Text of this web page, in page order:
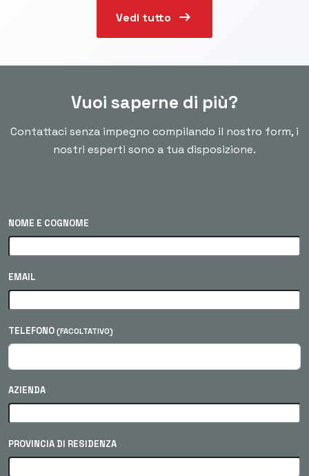
Vedi tutto arrow_right_alt
Vuoi saperne di più?
Contattaci senza impegno compilando il nostro form, i
nostri esperti sono a tua disposizione.
NOME E COGNOME
EMAIL
TELEFONO (FACOLTATIVO)
AZIENDA
PROVINCIA DI RESIDENZA